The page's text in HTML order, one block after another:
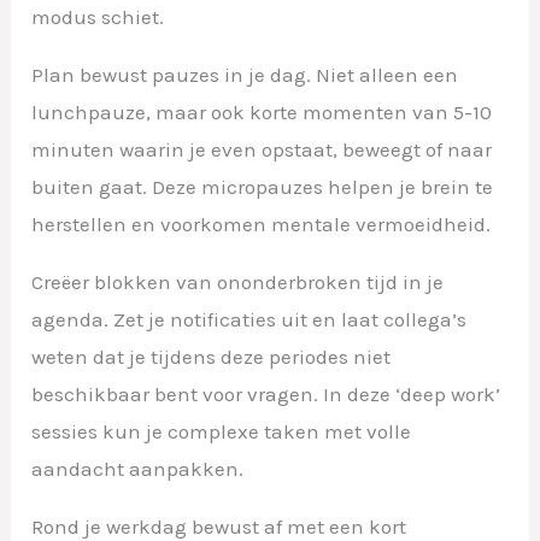
modus schiet.
Plan bewust pauzes in je dag. Niet alleen een
lunchpauze, maar ook korte momenten van 5-10
minuten waarin je even opstaat, beweegt of naar
buiten gaat. Deze micropauzes helpen je brein te
herstellen en voorkomen mentale vermoeidheid.
Creëer blokken van ononderbroken tijd in je
agenda. Zet je notificaties uit en laat collega’s
weten dat je tijdens deze periodes niet
beschikbaar bent voor vragen. In deze ‘deep work’
sessies kun je complexe taken met volle
aandacht aanpakken.
Rond je werkdag bewust af met een kort